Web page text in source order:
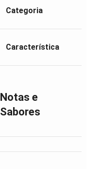
Categoria
Característica
Notas e
Sabores